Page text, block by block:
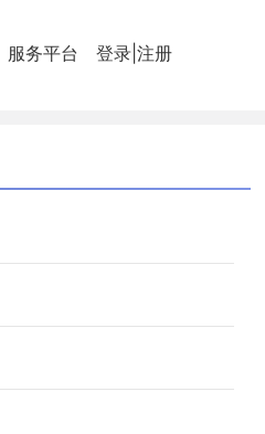
服务平台 登录|注册